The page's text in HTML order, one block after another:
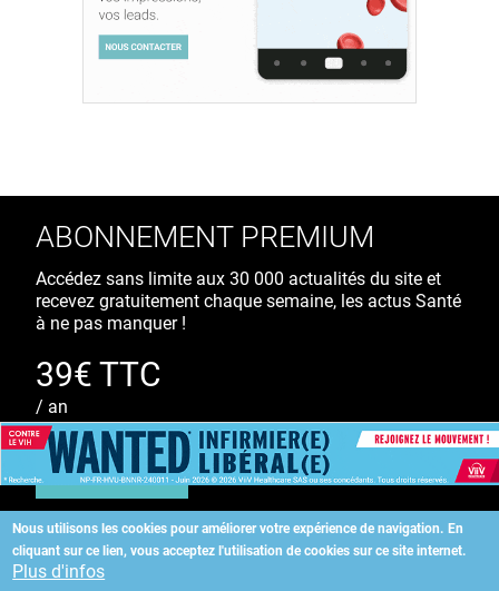
Nous utilisons les cookies pour améliorer votre expérience de navigation. En
cliquant sur ce lien, vous acceptez l'utilisation de cookies sur ce site internet.
Plus d'infos
ABONNEMENT PREMIUM
Accédez sans limite aux 30 000 actualités du site et
recevez gratuitement chaque semaine, les actus Santé
à ne pas manquer !
39€ TTC
/ an
S'ABONNER
Copyright©2026 ALLIEDHEALTH